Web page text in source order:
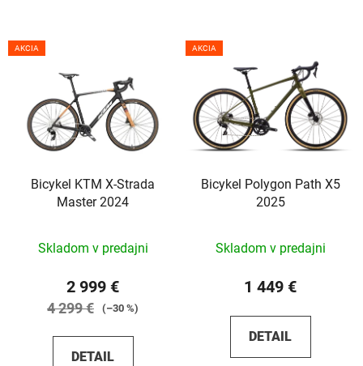
AKCIA
Bicykel KTM X-Strada
Master 2024
Skladom v predajni
2 999 €
4 299 € (–30 %)
DETAIL
AKCIA
Bicykel Polygon Path X5
2025
Skladom v predajni
1 449 €
DETAIL